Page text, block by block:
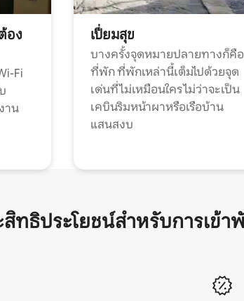
อง
Fi
าน
เปี่ยมสุข
บางครั้งจุดหมายปลายทางก็คือ
ที่พัก ที่พักเหล่านี้เต็มไปด้วยจุด
เด่นที่ไม่เหมือนใคร ไม่ว่าจะเป็น
เคบินริมหน้าผาหรือเรือบ้าน
แสนสงบ
ทธิประโยชน์สำหรับการเข้า